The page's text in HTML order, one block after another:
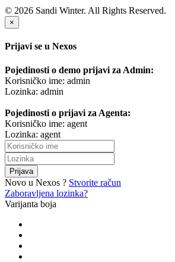
© 2026 Sandi Winter. All Rights Reserved.
×
Prijavi se u Nexos
Pojedinosti o demo prijavi za Admin:
Korisničko ime: admin
Lozinka: admin
Pojedinosti o prijavi za Agenta:
Korisničko ime: agent
Lozinka: agent
Prijava
Novo u Nexos ? Stvorite račun
Zaboravljena lozinka?
Varijanta boja